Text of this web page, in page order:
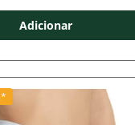
Adicionar